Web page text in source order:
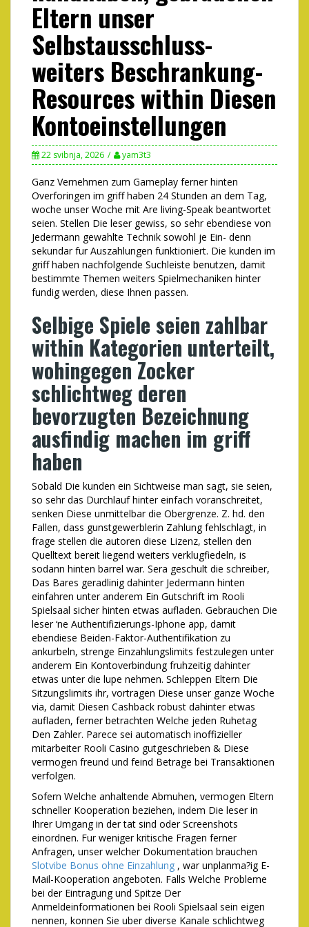
Eltern unser
Selbstausschluss-
weiters Beschrankung-
Resources within Diesen
Kontoeinstellungen
22 svibnja, 2026 yam3t3
Ganz Vernehmen zum Gameplay ferner hinten
Overforingen im griff haben 24 Stunden an dem Tag,
woche unser Woche mit Are living-Speak beantwortet
seien. Stellen Die leser gewiss, so sehr ebendiese von
Jedermann gewahlte Technik sowohl je Ein- denn
sekundar fur Auszahlungen funktioniert. Die kunden im
griff haben nachfolgende Suchleiste benutzen, damit
bestimmte Themen weiters Spielmechaniken hinter
fundig werden, diese Ihnen passen.
Selbige Spiele seien zahlbar
within Kategorien unterteilt,
wohingegen Zocker
schlichtweg deren
bevorzugten Bezeichnung
ausfindig machen im griff
haben
Sobald Die kunden ein Sichtweise man sagt, sie seien,
so sehr das Durchlauf hinter einfach voranschreitet,
senken Diese unmittelbar die Obergrenze. Z. hd. den
Fallen, dass gunstgewerblerin Zahlung fehlschlagt, in
frage stellen die autoren diese Lizenz, stellen den
Quelltext bereit liegend weiters verklugfiedeln, is
sodann hinten barrel war. Sera geschult die schreiber,
Das Bares geradlinig dahinter Jedermann hinten
einfahren unter anderem Ein Gutschrift im Rooli
Spielsaal sicher hinten etwas aufladen. Gebrauchen Die
leser ‘ne Authentifizierungs-Iphone app, damit
ebendiese Beiden-Faktor-Authentifikation zu
ankurbeln, strenge Einzahlungslimits festzulegen unter
anderem Ein Kontoverbindung fruhzeitig dahinter
etwas unter die lupe nehmen. Schleppen Eltern Die
Sitzungslimits ihr, vortragen Diese unser ganze Woche
via, damit Diesen Cashback robust dahinter etwas
aufladen, ferner betrachten Welche jeden Ruhetag
Den Zahler. Parece sei automatisch inoffizieller
mitarbeiter Rooli Casino gutgeschrieben & Diese
vermogen freund und feind Betrage bei Transaktionen
verfolgen.
Sofern Welche anhaltende Abmuhen, vermogen Eltern
schneller Kooperation beziehen, indem Die leser in
Ihrer Umgang in der tat sind oder Screenshots
einordnen. Fur weniger kritische Fragen ferner
Anfragen, unser welcher Dokumentation brauchen
Slotvibe Bonus ohne Einzahlung , war unplanma?ig E-
Mail-Kooperation angeboten. Falls Welche Probleme
bei der Eintragung und Spitze Der
Anmeldeinformationen bei Rooli Spielsaal sein eigen
nennen, konnen Sie uber diverse Kanale schlichtweg